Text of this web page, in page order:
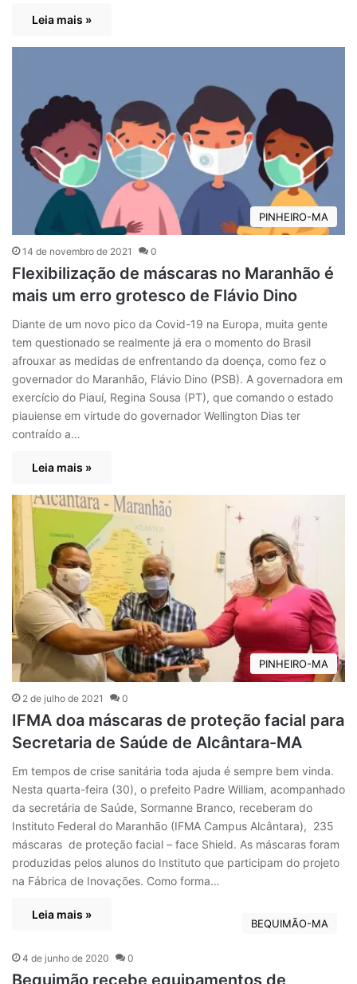
Leia mais »
PINHEIRO-MA
14 de novembro de 2021 0
Flexibilização de máscaras no Maranhão é
mais um erro grotesco de Flávio Dino
Diante de um novo pico da Covid-19 na Europa, muita gente
tem questionado se realmente já era o momento do Brasil
afrouxar as medidas de enfrentando da doença, como fez o
governador do Maranhão, Flávio Dino (PSB). A governadora em
exercício do Piauí, Regina Sousa (PT), que comando o estado
piauiense em virtude do governador Wellington Dias ter
contraído a…
Leia mais »
PINHEIRO-MA
2 de julho de 2021 0
IFMA doa máscaras de proteção facial para
Secretaria de Saúde de Alcântara-MA
Em tempos de crise sanitária toda ajuda é sempre bem vinda.
Nesta quarta-feira (30), o prefeito Padre William, acompanhado
da secretária de Saúde, Sormanne Branco, receberam do
Instituto Federal do Maranhão (IFMA Campus Alcântara), 235
máscaras de proteção facial – face Shield. As máscaras foram
produzidas pelos alunos do Instituto que participam do projeto
na Fábrica de Inovações. Como forma…
Leia mais »
BEQUIMÃO-MA
4 de junho de 2020 0